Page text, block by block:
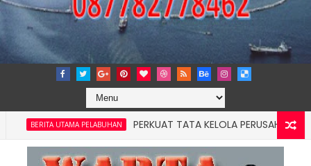
UTAMA PELABUHAN PERKUAT TATA KELOLA PERUSAHAAN, IPCM